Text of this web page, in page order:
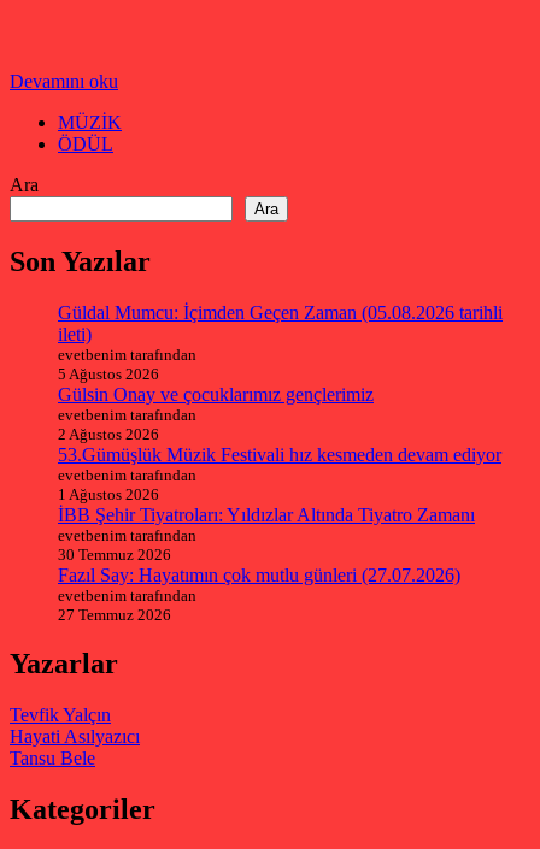
Devamını oku
MÜZİK
ÖDÜL
Ara
Ara
Son Yazılar
Güldal Mumcu: İçimden Geçen Zaman (05.08.2026 tarihli
ileti)
evetbenim tarafından
5 Ağustos 2026
Gülsin Onay ve çocuklarımız gençlerimiz
evetbenim tarafından
2 Ağustos 2026
53.Gümüşlük Müzik Festivali hız kesmeden devam ediyor
evetbenim tarafından
1 Ağustos 2026
İBB Şehir Tiyatroları: Yıldızlar Altında Tiyatro Zamanı
evetbenim tarafından
30 Temmuz 2026
Fazıl Say: Hayatımın çok mutlu günleri (27.07.2026)
evetbenim tarafından
27 Temmuz 2026
Yazarlar
Tevfik Yalçın
Hayati Asılyazıcı
Tansu Bele
Kategoriler